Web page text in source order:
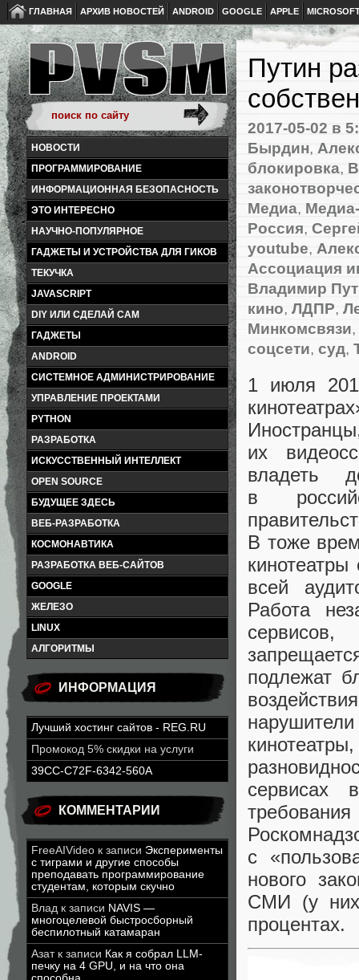
ГЛАВНАЯ АРХИВ НОВОСТЕЙ ANDROID GOOGLE APPLE
НОВОСТИ
ПРОГРАММИРОВАНИЕ
ИНФОРМАЦИОННАЯ БЕЗОПАСНОСТЬ
ЭТО ИНТЕРЕСНО
НАУЧНО-ПОПУЛЯРНОЕ
ГАДЖЕТЫ И УСТРОЙСТВА ДЛЯ ГИКОВ
ТЕКУЧКА
JAVASCRIPT
DIY ИЛИ СДЕЛАЙ САМ
ГАДЖЕТЫ
ANDROID
СИСТЕМНОЕ АДМИНИСТРИРОВАНИЕ
УПРАВЛЕНИЕ ПРОЕКТАМИ
PYTHON
РАЗРАБОТКА
ИСКУССТВЕННЫЙ ИНТЕЛЛЕКТ
OPEN SOURCE
БУДУЩЕЕ ЗДЕСЬ
ВЕБ-РАЗРАБОТКА
КОСМОНАВТИКА
РАЗРАБОТКА ВЕБ-САЙТОВ
GOOGLE
ЖЕЛЕЗО
LINUX
АЛГОРИТМЫ
ИНФОРМАЦИЯ
Лучший хостинг сайтов - REG.RU
Промокод 5% скидки на услуги
39CC-C72F-6342-560A
КОММЕНТАРИИ
FreeAIVideo к записи Эксперименты
с тиграми и другие способы
преподавать программирование
студентам, которым скучно
Влад к записи NAVIS —
многоцелевой быстросборный
беспилотный катамаран
Азатк записи Как я собрал LLM-
печку на 4 GPU, и на что она
Путин
2017-05-02 в
Бырдин,
блокировка,
Медиа,
Россия,
youtube,
Ассоциация
Владимир
кино, ЛДПР,
Минкомсвязи,
соцсети, суд,
1 июля
Иностранцы
их
владеть
в
В тоже
всей
Работа
сервисов,
подлежат
кинотеатры,
сервисах
с
нового
СМИ (у
процентах.